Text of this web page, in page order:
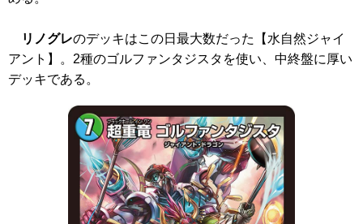
リノグレのデッキはこの日最大数だった【水自然ジャイ
アント】。2種のゴルファンタジスタを使い、中終盤に厚い
デッキである。